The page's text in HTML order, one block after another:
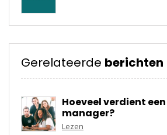
Gerelateerde berichten
Hoeveel verdient
manager?
Lezen